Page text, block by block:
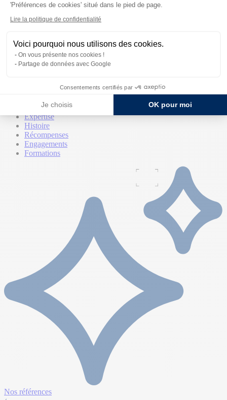
Qui sommes-nous
Expertise
Histoire
Récompenses
Engagements
Formations
Nos références
'Préférences de cookies' situé dans le pied de page.
Lire la politique de confidentialité
Voici pourquoi nous utilisons des cookies.
On vous présente nos cookies !
Partage de données avec Google
Consentements certifiés par
Je choisis OK pour moi